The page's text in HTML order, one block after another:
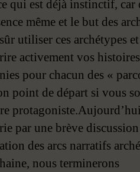
qui est déjà instinctif, car
même et le but des
utiliser ces archétypes
activement vos
pour chacun des «
point de départ si vous
par une brève
des arcs narratifs
nous terminerons